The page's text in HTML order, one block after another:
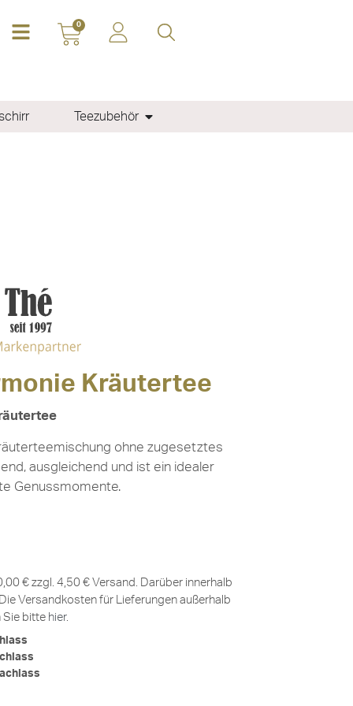
0
Teezubehör
Kräutertee
ohne zugesetztes
ausgleichend und ist ein idealer
Genussmomente.
€ zzgl. 4,50 € Versand. Darüber innerhalb
Versandkosten für Lieferungen außerhalb
Sie bitte hier.